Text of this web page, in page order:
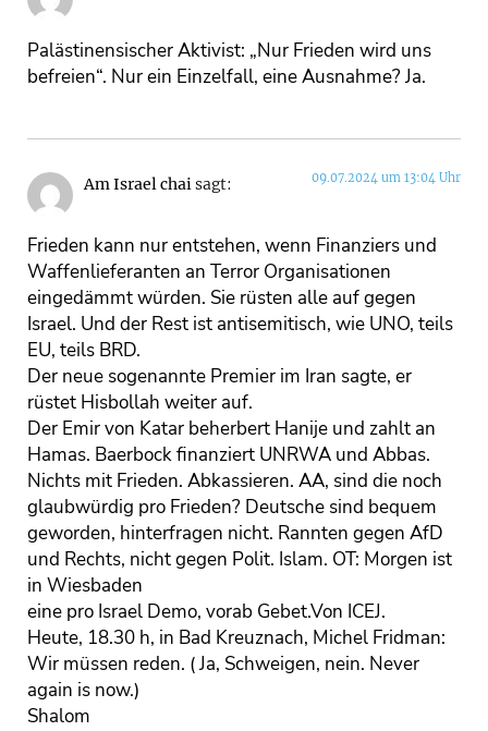
Palästinensischer Aktivist: „Nur Frieden wird uns
befreien“. Nur ein Einzelfall, eine Ausnahme? Ja.
Am Israel chaisagt: 09.07.2024 um 13:04 Uhr
Frieden kann nur entstehen, wenn Finanziers und
Waffenlieferanten an Terror Organisationen
eingedämmt würden. Sie rüsten alle auf gegen
Israel. Und der Rest ist antisemitisch, wie UNO, teils
EU, teils BRD.
Der neue sogenannte Premier im Iran sagte, er
rüstet Hisbollah weiter auf.
Der Emir von Katar beherbert Hanije und zahlt an
Hamas. Baerbock finanziert UNRWA und Abbas.
Nichts mit Frieden. Abkassieren. AA, sind die noch
glaubwürdig pro Frieden? Deutsche sind bequem
geworden, hinterfragen nicht. Rannten gegen AfD
und Rechts, nicht gegen Polit. Islam. OT: Morgen ist
in Wiesbaden
eine pro Israel Demo, vorab Gebet.Von ICEJ.
Heute, 18.30 h, in Bad Kreuznach, Michel Fridman:
Wir müssen reden. ( Ja, Schweigen, nein. Never
again is now.)
Shalom